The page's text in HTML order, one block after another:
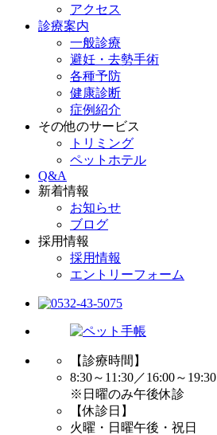
アクセス
診療案内
一般診療
避妊・去勢手術
各種予防
健康診断
症例紹介
その他のサービス
トリミング
ペットホテル
Q&A
新着情報
お知らせ
ブログ
採用情報
採用情報
エントリーフォーム
【診療時間】
8:30～11:30／16:00～19:30
※日曜のみ午後休診
【休診日】
火曜・日曜午後・祝日